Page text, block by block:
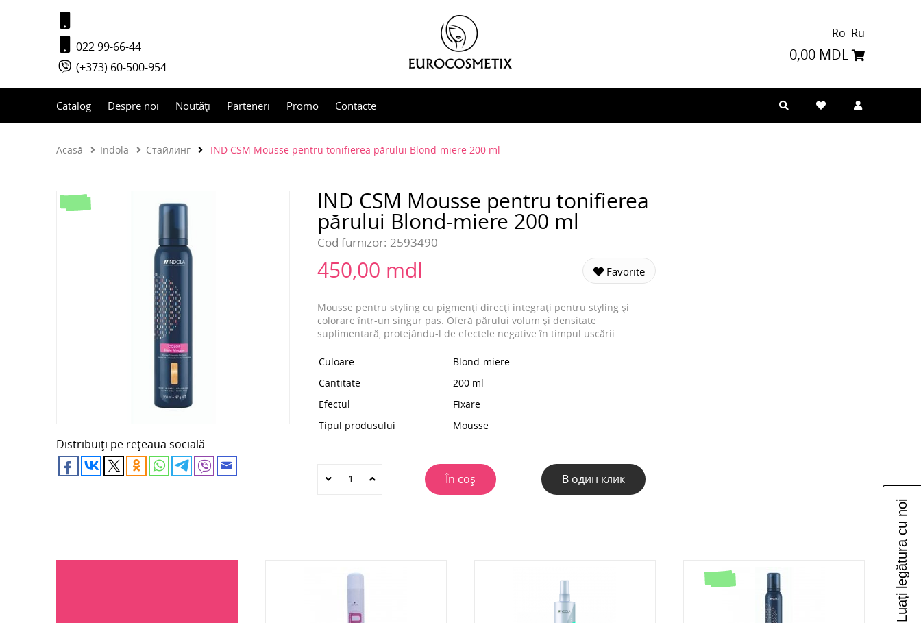
022 99-66-44
(+373) 60-500-954
Ro Ru
0,00 MDL
Catalog Despre noi Noutăți Parteneri Promo Contacte
Luați legătura cu noi
Acasă Indola Стайлинг IND CSM Mousse pentru tonifierea părului Blond-miere 200 ml
Distribuiți pe rețeaua socială
IND CSM Mousse pentru tonifierea
părului Blond-miere 200 ml
Cod furnizor: 2593490
450,00 mdl Favorite
Mousse pentru styling cu pigmenți direcți integrați pentru styling și
colorare într-un singur pas. Oferă părului volum și densitate
suplimentară, protejându-l de efectele negative în timpul uscării.
Culoare
Blond-miere
Cantitate
200 ml
Efectul
Fixare
Tipul produsului
Mousse
În coș В один клик